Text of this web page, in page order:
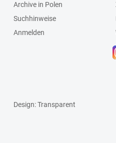
Archive in Polen
Suchhinweise
Anmelden
Design: Transparent